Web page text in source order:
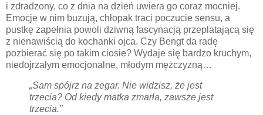
i zdradzony, co z dnia na dzień uwiera go coraz mocniej.
Emocje w nim buzują, chłopak traci poczucie sensu, a
pustkę zapełnia powoli dziwną fascynacją przeplatającą się
z nienawiścią do kochanki ojca. Czy Bengt da radę
pozbierać się po takim ciosie? Wydaje się bardzo kruchym,
niedojrzałym emocjonalne, młodym mężczyzną…
„Sam spójrz na zegar. Nie widzisz, że jest
trzecia? Od kiedy matka zmarła, zawsze jest
trzecia.”